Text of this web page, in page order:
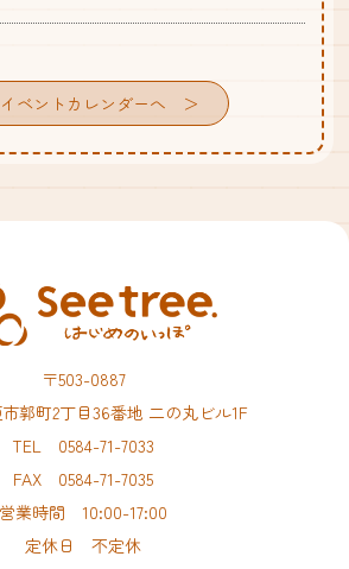
ントカレンダーへ
〒503-0887
郭町2丁目36番地 二の丸ビル1F
TEL 0584-71-7033
FAX 0584-71-7035
営業時間 10:00-17:00
定休日 不定休